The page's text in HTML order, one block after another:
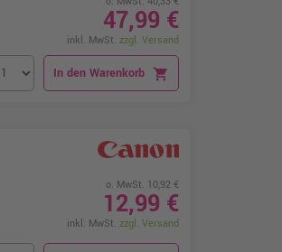
47,99 €
inkl. MwSt. zzgl. Versand
In den Warenkorb shopping_cart
o. MwSt. 10,92 €
12,99 €
inkl. MwSt. zzgl. Versand